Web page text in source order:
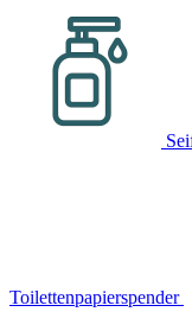
Toilettenpapierspender